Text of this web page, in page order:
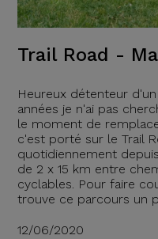
Trail Road -
Heureux détenteur
années je n'ai pas
le moment de
c'est porté sur le Trail
quotidiennement
de 2 x 15 km entre
cyclables. Pour faire
trouve ce parcours un
12/06/2020